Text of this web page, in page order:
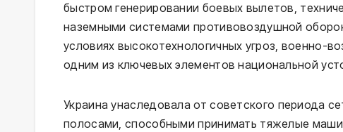
быстром генерировании боевых вылетов,
наземными системами противовоздушной
условиях высокотехнологичных угроз, военно-
одним из ключевых элементов национальной
Украина унаследовала от советского периода
полосами, способными принимать тяжелые